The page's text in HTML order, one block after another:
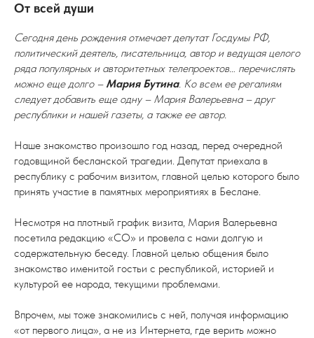
От всей души
Сегодня день рождения отмечает депутат Госдумы РФ,
политический деятель, писательница, автор и ведущая целого
ряда популярных и авторитетных телепроектов… перечислять
можно еще долго – Мария Бутина. Ко всем ее регалиям
следует добавить еще одну – Мария Валерьевна – друг
республики и нашей газеты, а также ее автор.
Наше знакомство произошло год назад, перед очередной
годовщиной бесланской трагедии. Депутат приехала в
республику с рабочим визитом, главной целью которого было
принять участие в памятных мероприятиях в Беслане.
Несмотря на плотный график визита, Мария Валерьевна
посетила редакцию «СО» и провела с нами долгую и
содержательную беседу. Главной целью общения было
знакомство именитой гостьи с республикой, историей и
культурой ее народа, текущими проблемами.
Впрочем, мы тоже знакомились с ней, получая информацию
«от первого лица», а не из Интернета, где верить можно